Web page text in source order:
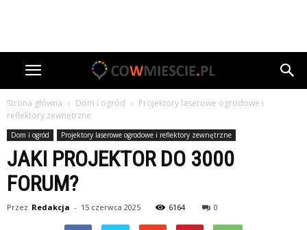
Strona główna Dom i ogród
Projektory laserowe ogrodowe i
reflektory zewnętrzne
Dom i ogród Projektory laserowe ogrodowe i reflektory zewnętrzne
JAKI PROJEKTOR DO 3000
FORUM?
Przez Redakcja - 15 czerwca 2025 6164 0